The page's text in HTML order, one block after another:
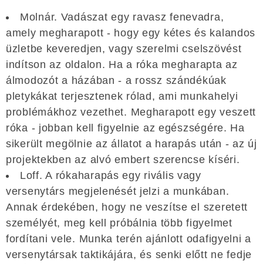
Molnár. Vadászat egy ravasz fenevadra,
amely megharapott - hogy egy kétes és kalandos
üzletbe keveredjen, vagy szerelmi cselszövést
indítson az oldalon. Ha a róka megharapta az
álmodozót a házában - a rossz szándékúak
pletykákat terjesztenek rólad, ami munkahelyi
problémákhoz vezethet. Megharapott egy veszett
róka - jobban kell figyelnie az egészségére. Ha
sikerült megölnie az állatot a harapás után - az új
projektekben az alvó embert szerencse kíséri.
Loff. A rókaharapás egy rivális vagy
versenytárs megjelenését jelzi a munkában.
Annak érdekében, hogy ne veszítse el szeretett
személyét, meg kell próbálnia több figyelmet
fordítani vele. Munka terén ajánlott odafigyelni a
versenytársak taktikájára, és senki előtt ne fedje